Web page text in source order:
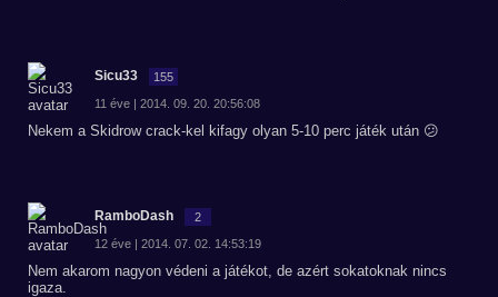
Sicu33 155
11 éve | 2014. 09. 20. 20:56:08
Nekem a Skidrow crack-kel kifagy olyan 5-10 perc játék után 😕
RamboDash 2
12 éve | 2014. 07. 02. 14:53:19
Nem akarom nagyon védeni a játékot, de azért sokatoknak nincs
igaza.